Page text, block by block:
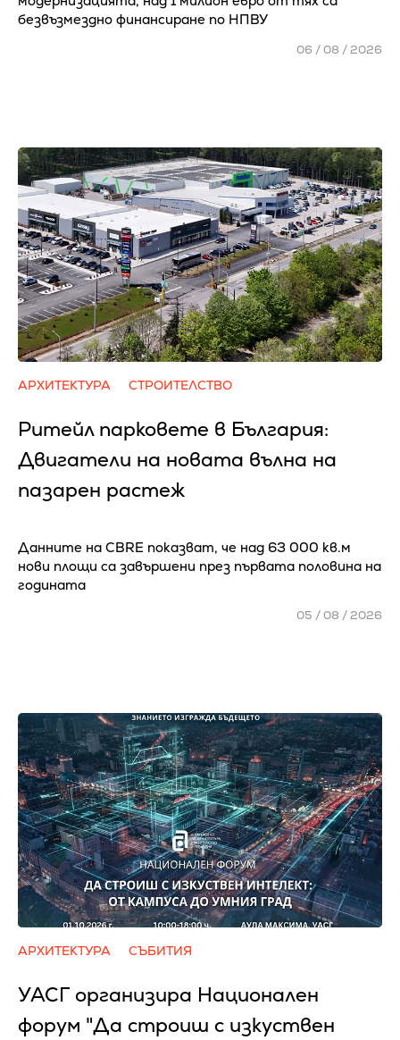
безвъзмездно финансиране по НПВУ
06 / 08 / 2026
АРХИТЕКТУРА СТРОИТЕЛСТВО
Ритейл парковете в България:
Двигатели на новата вълна на
пазарен растеж
Данните на CBRE показват, че над 63 000 кв.м
нови площи са завършени през първата половина на
годината
05 / 08 / 2026
АРХИТЕКТУРА СЪБИТИЯ
УАСГ организира Национален
форум "Да строиш с изкуствен